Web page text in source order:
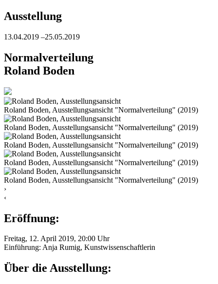
Ausstellung
13.04.2019 –25.05.2019
Normalverteilung
Roland Boden
Roland Boden, Ausstellungsansicht "Normalverteilung" (2019)
Roland Boden, Ausstellungsansicht "Normalverteilung" (2019)
Roland Boden, Ausstellungsansicht "Normalverteilung" (2019)
Roland Boden, Ausstellungsansicht "Normalverteilung" (2019)
Roland Boden, Ausstellungsansicht "Normalverteilung" (2019)
›︎
‹︎
Eröffnung:
Freitag, 12. April 2019, 20:00 Uhr
Einführung: Anja Rumig, Kunstwissenschaftlerin
Über die Ausstellung: